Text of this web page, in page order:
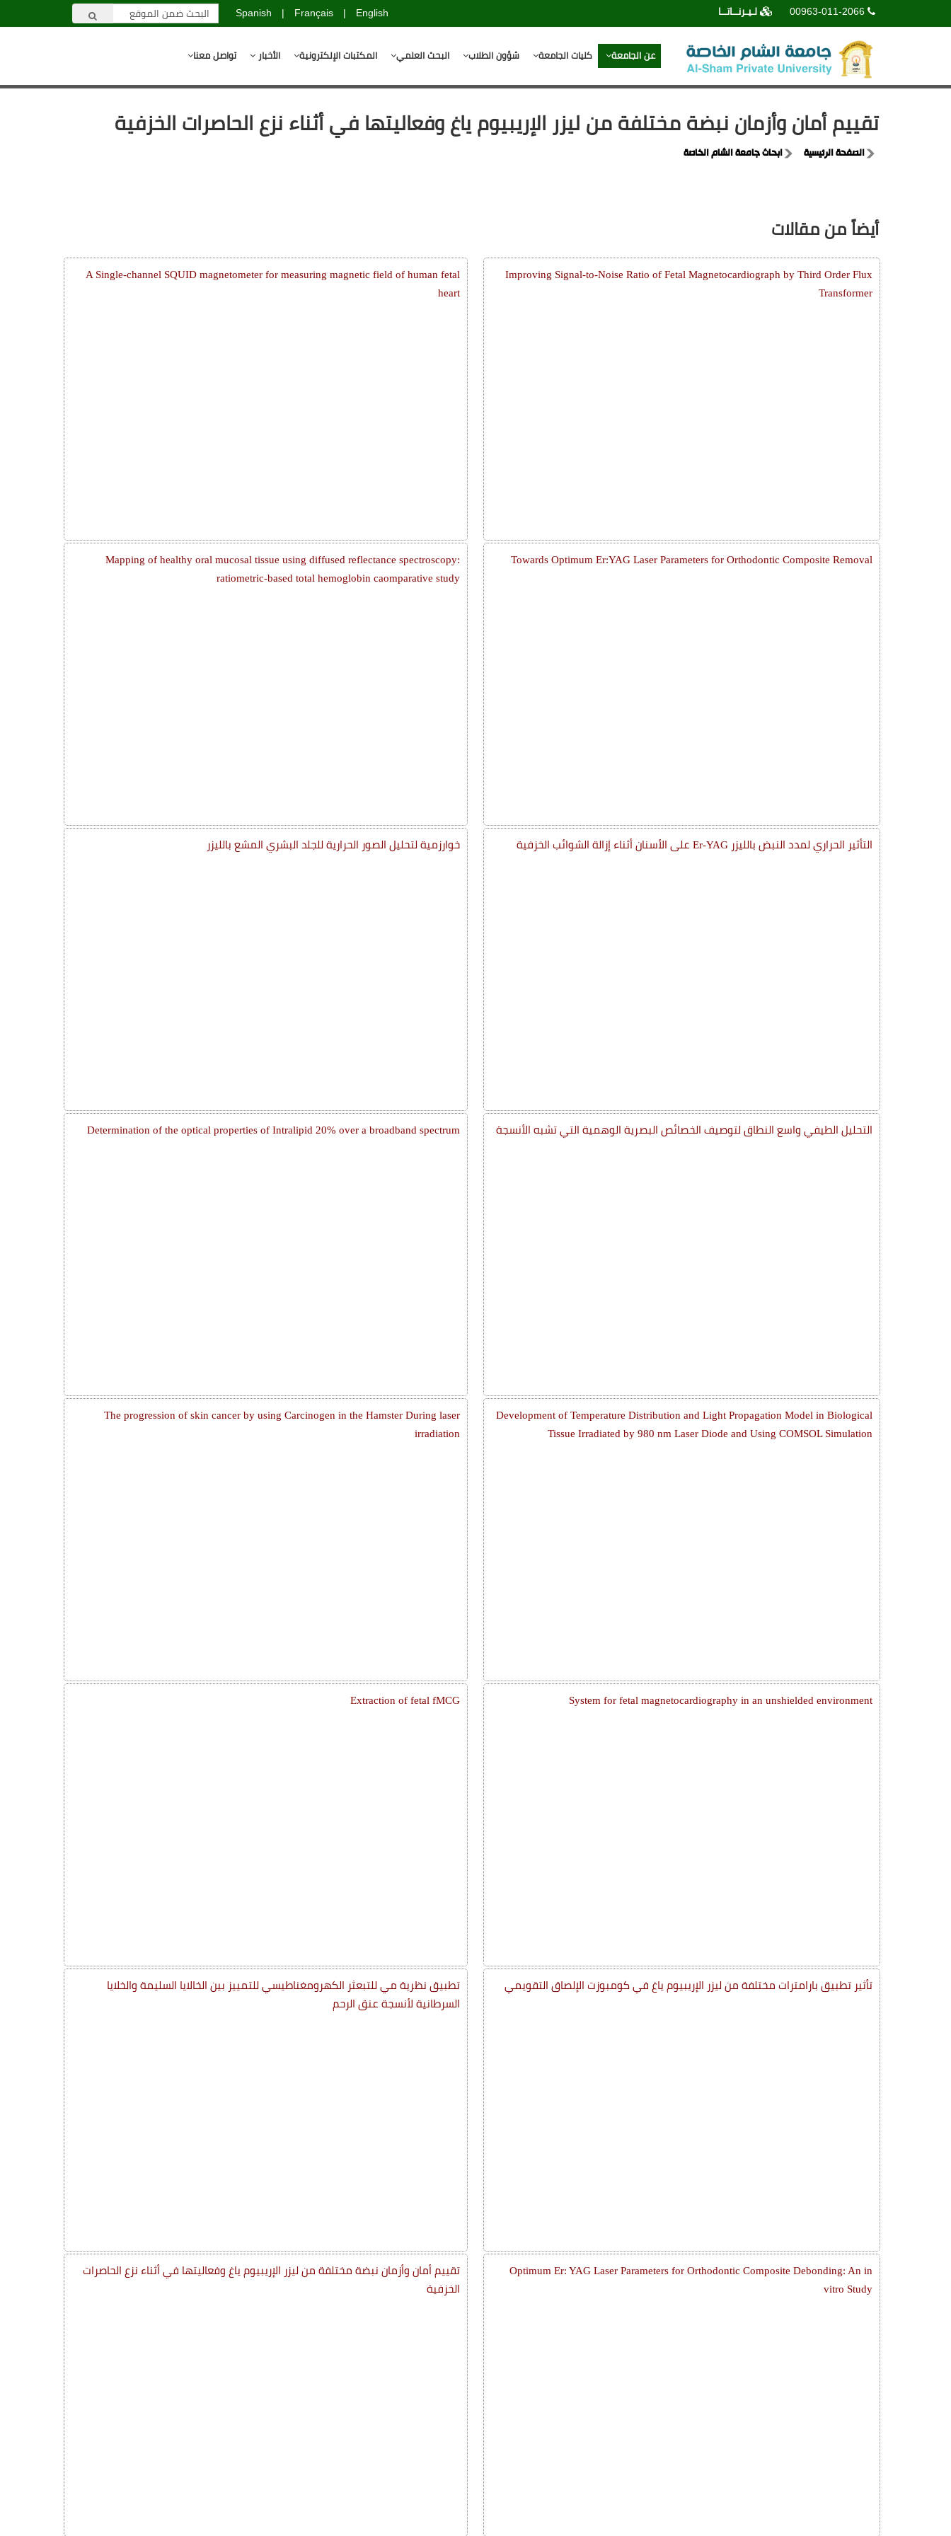
00963-011-2066 لـيـرنــاتــا English
|
Français
|
Spanish
عن الجامعة كليات الجامعة شؤون الطلاب البحث العلمي المكتبات الإلكترونية الأخبار تواصل معنا
تقييم أمان وأزمان نبضة مختلفة من ليزر الإريبيوم ياغ وفعاليتها في أثناء نزع الحاصرات الخزفية
الصفحة الرئيسية ابحاث جامعة الشام الخاصة
أيضاً من مقالات
Improving Signal-to-Noise Ratio of Fetal Magnetocardiograph by Third Order Flux
Transformer
Towards Optimum Er:YAG Laser Parameters for Orthodontic Composite Removal
التأثير الحراري لمدد النبض بالليزر Er-YAG على الأسنان أثناء إزالة الشوائب الخزفية
التحليل الطيفي واسع النطاق لتوصيف الخصائص البصرية الوهمية التي تشبه الأنسجة
Development of Temperature Distribution and Light Propagation Model in Biological
Tissue Irradiated by 980 nm Laser Diode and Using COMSOL Simulation
System for fetal magnetocardiography in an unshielded environment
تأثير تطبيق بارامترات مختلفة من ليزر الإريبيوم ياغ في كومبوزت الإلصاق التقويمي
Optimum Er: YAG Laser Parameters for Orthodontic Composite Debonding: An in
vitro Study
A Single-channel SQUID magnetometer for measuring magnetic field of human fetal
heart
Mapping of healthy oral mucosal tissue using diffused reflectance spectroscopy:
ratiometric-based total hemoglobin caomparative study
خوارزمية لتحليل الصور الحرارية للجلد البشري المشع بالليزر
Determination of the optical properties of Intralipid 20% over a broadband spectrum
The progression of skin cancer by using Carcinogen in the Hamster During laser
irradiation
Extraction of fetal fMCG
تطبيق نظرية مي للتبعثر الكهرومغناطيسي للتمييز بين الخالايا السليمة والخلايا
السرطانية لأنسجة عنق الرحم
تقييم أمان وأزمان نبضة مختلفة من ليزر الإريبيوم ياغ وفعاليتها في أثناء نزع الحاصرات
الخزفية